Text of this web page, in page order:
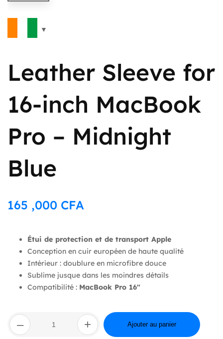
Leather Sleeve for
16-inch MacBook
Pro – Midnight
Blue
165 ,000 CFA
Étui de protection et de transport Apple
Conception en cuir européen de haute qualité
Intérieur : doublure en microfibre douce
Sublime jusque dans les moindres détails
Compatibilité : MacBook Pro 16″
–
quantité
de
Leather
+ Ajouter au panier